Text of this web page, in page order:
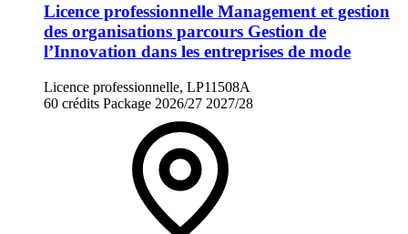
Licence professionnelle Management et gestion
des organisations parcours Gestion de
l’Innovation dans les entreprises de mode
Licence professionnelle, LP11508A
60 crédits Package 2026/27 2027/28